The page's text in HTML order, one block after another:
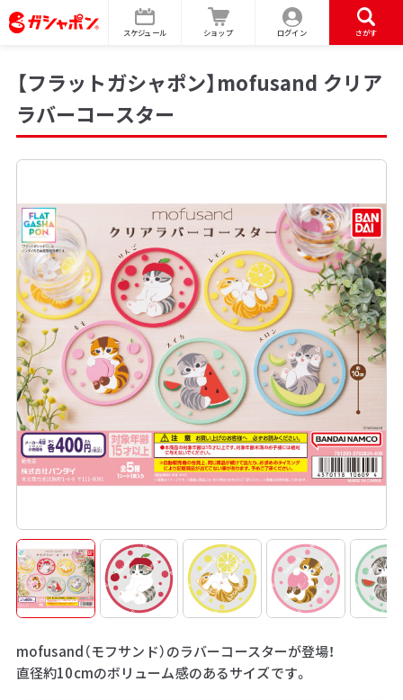
スケジュール ショップ ログイン さがす
【フラットガシャポン】mofusand クリア
ラバーコースター
mofusand（モフサンド）のラバーコースターが登場！
直径約10cmのボリューム感のあるサイズです。